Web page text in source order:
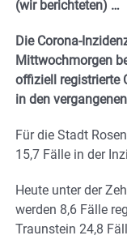
(wir berichteten) …
Die Corona-
Mittwochmorgen
offiziell registrierte
in den
Für die Stadt
15,7 Fälle in der
Heute unter der
werden 8,6 Fälle
Traunstein 24,8